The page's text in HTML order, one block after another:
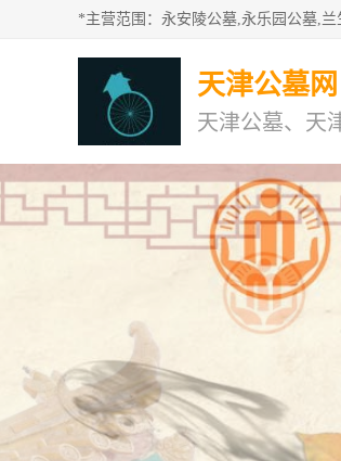
天津公墓网